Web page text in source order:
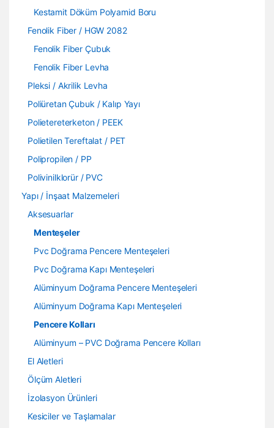
Kestamit Döküm Polyamid Boru
Fenolik Fiber / HGW 2082
Fenolik Fiber Çubuk
Fenolik Fiber Levha
Pleksi / Akrilik Levha
Poliüretan Çubuk / Kalıp Yayı
Polietereterketon / PEEK
Polietilen Tereftalat / PET
Polipropilen / PP
Polivinilklorür / PVC
Yapı / İnşaat Malzemeleri
Aksesuarlar
Menteşeler
Pvc Doğrama Pencere Menteşeleri
Pvc Doğrama Kapı Menteşeleri
Alüminyum Doğrama Pencere Menteşeleri
Alüminyum Doğrama Kapı Menteşeleri
Pencere Kolları
Alüminyum – PVC Doğrama Pencere Kolları
El Aletleri
Ölçüm Aletleri
İzolasyon Ürünleri
Kesiciler ve Taşlamalar